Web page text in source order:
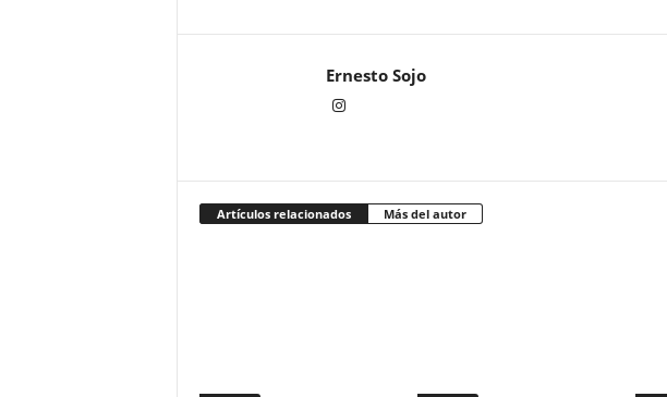
Ernesto Sojo
Artículos relacionados Más del autor